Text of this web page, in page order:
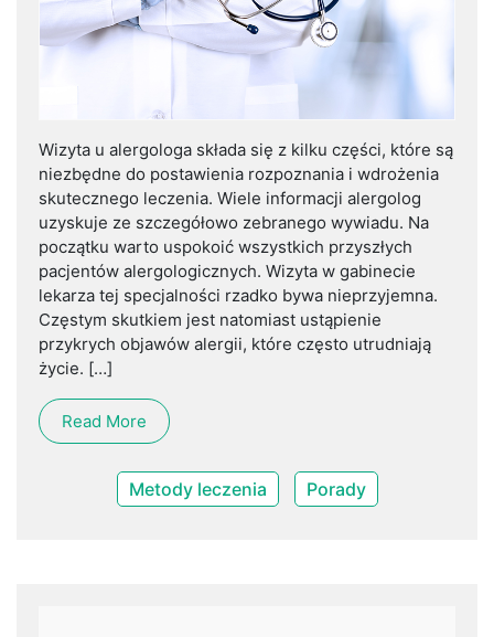
Wizyta u alergologa składa się z kilku części, które są
niezbędne do postawienia rozpoznania i wdrożenia
skutecznego leczenia. Wiele informacji alergolog
uzyskuje ze szczegółowo zebranego wywiadu. Na
początku warto uspokoić wszystkich przyszłych
pacjentów alergologicznych. Wizyta w gabinecie
lekarza tej specjalności rzadko bywa nieprzyjemna.
Częstym skutkiem jest natomiast ustąpienie
przykrych objawów alergii, które często utrudniają
życie. […]
Read More
Metody leczenia Porady